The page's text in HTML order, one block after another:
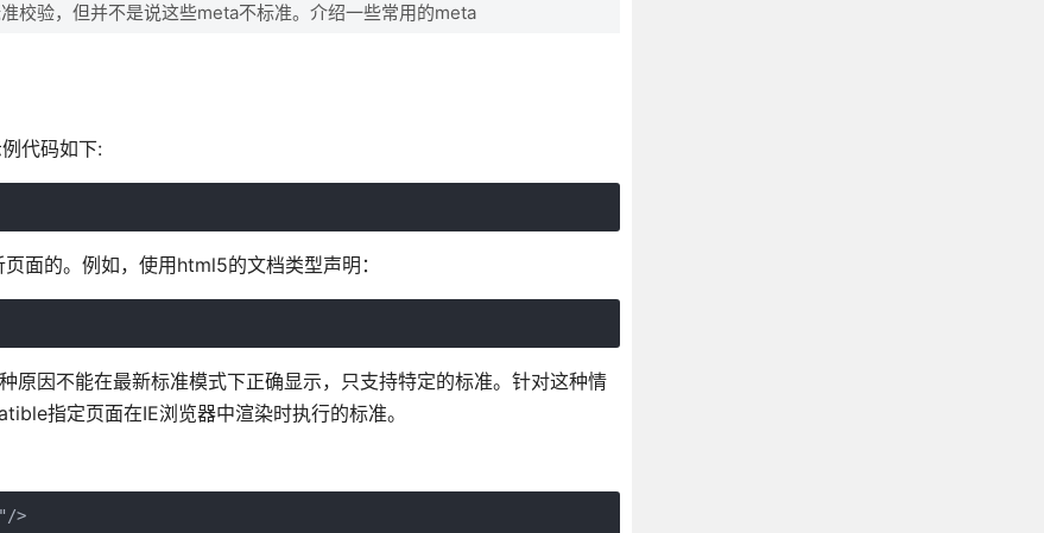
校验，但并不是说这些meta不标准。介绍一些常用的meta
代码如下:
面的。例如，使用html5的文档类型声明：
原因不能在最新标准模式下正确显示，只支持特定的标准。针对这种情
指定页面在IE浏览器中渲染时执行的标准。
>